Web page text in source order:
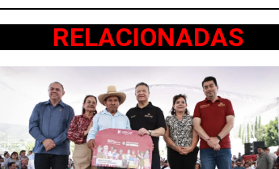
RELACIONADAS